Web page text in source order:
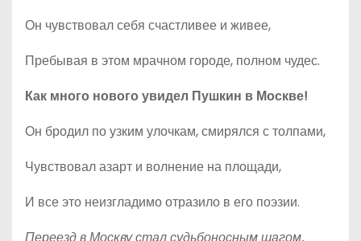
Он чувствовал себя счастливее и живее,
Пребывая в этом мрачном городе, полном чудес.
Как много нового увидел Пушкин в Москве!
Он бродил по узким улочкам, смирялся с толпами,
Чувствовал азарт и волнение на площади,
И все это неизгладимо отразило в его поэзии.